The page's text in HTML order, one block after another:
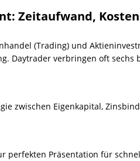
Zeitaufwand,
(Trading) und
Daytrader verbringen oft
zwischen Eigenkapital,
perfekten Präsentation für